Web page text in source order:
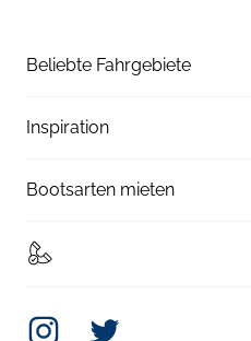
Beliebte Fahrgebiete
Inspiration
Bootsarten mieten
InstagramTwitter